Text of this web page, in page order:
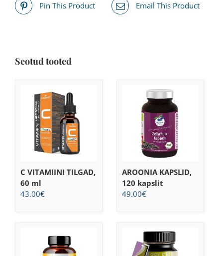
Pin This Product Email This Product
Seotud tooted
C VITAMIINI TILGAD,
60 ml
43.00€
AROONIA KAPSLID,
120 kapslit
49.00€